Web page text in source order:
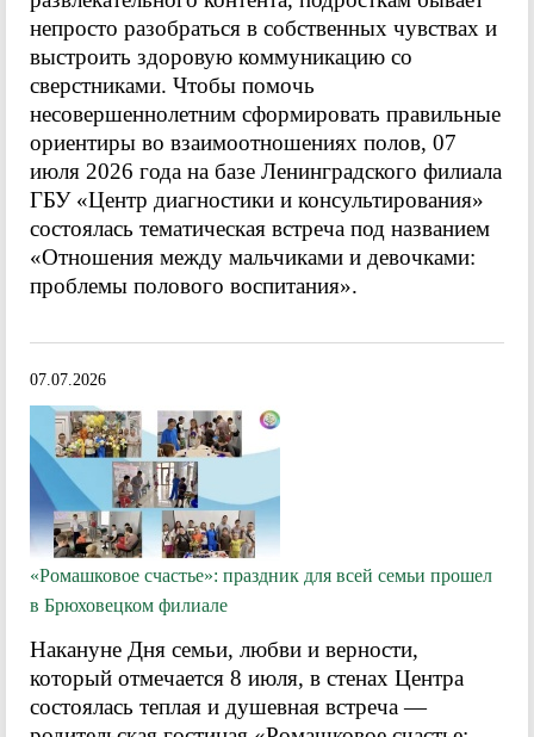
непросто разобраться в собственных чувствах и
выстроить здоровую коммуникацию со
сверстниками. Чтобы помочь
несовершеннолетним сформировать правильные
ориентиры во взаимоотношениях полов, 07
июля 2026 года на базе Ленинградского филиала
ГБУ «Центр диагностики и консультирования»
состоялась тематическая встреча под названием
«Отношения между мальчиками и девочками:
проблемы полового воспитания».
07.07.2026
«Ромашковое счастье»: праздник для всей семьи прошел
в Брюховецком филиале
Накануне Дня семьи, любви и верности,
который отмечается 8 июля, в стенах Центра
состоялась теплая и душевная встреча —